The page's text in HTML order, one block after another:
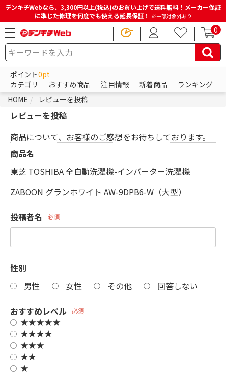
デンキチWebなら、3,300円以上(税込)のお買い上げで送料無料！メーカー保証
に準じた修理を何度でも使える延長保証！ ※一部対象外あり
0
ポイント0pt
カテゴリ
おすすめ商品 注目情報 新着商品
ランキング
HOME
レビューを投稿
レビューを投稿
商品について、お客様のご感想をお待ちしております。
商品名
東芝 TOSHIBA 全自動洗濯機-インバーター洗濯機
ZABOON グランホワイト AW-9DPB6-W（大型）
投稿者名 必須
性別
男性
女性 その他 回答しない
おすすめレベル 必須
★★★★★
★★★★
★★★
★★
★